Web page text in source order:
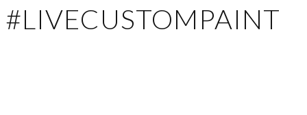
#LIVECUSTOMPAINT